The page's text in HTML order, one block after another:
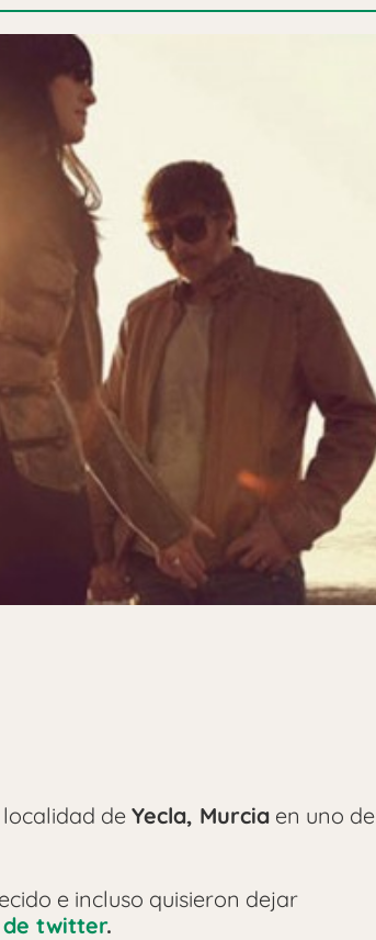
de Yecla, Murcia en uno de
e incluso quisieron dejar
twitter.